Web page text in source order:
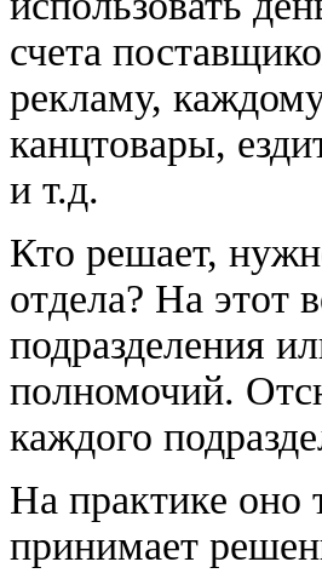
счета
рекламу,
канцтовары,
и т.д.
Кто решает,
отдела? На этот
подразделения
полномочий.
каждого
На практике оно
принимает